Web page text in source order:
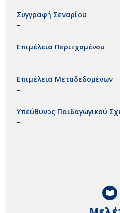
Συγγραφή Σεναρίου
–
Επιμέλεια Περιεχομένου
–
Επιμέλεια Μεταδεδομένων
–
Υπεύθυνος Παιδαγωγικού
–